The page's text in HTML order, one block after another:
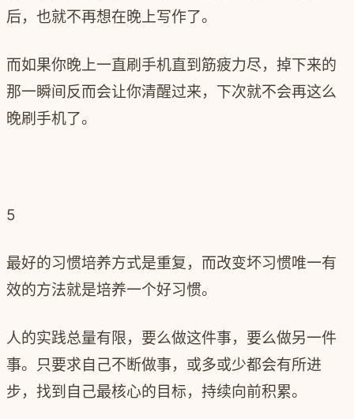
后，也就不再想在晚上写作了。
而如果你晚上一直刷手机直到筋疲力尽，掉下来的
那一瞬间反而会让你清醒过来，下次就不会再这么
晚刷手机了。
5
最好的习惯培养方式是重复，而改变坏习惯唯一有
效的方法就是培养一个好习惯。
人的实践总量有限，要么做这件事，要么做另一件
事。只要求自己不断做事，或多或少都会有所进
步，找到自己最核心的目标，持续向前积累。